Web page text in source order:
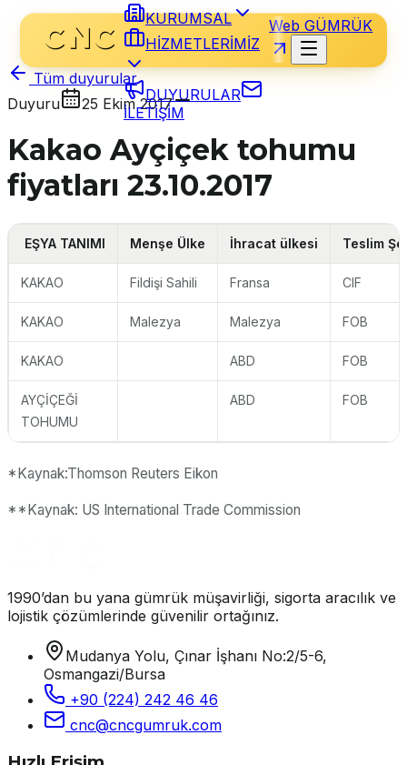
KURUMSAL
HİZMETLERİMİZ
DUYURULAR
İLETİŞİM
Web GÜMRÜK
Tüm duyurular
Duyuru
25 Ekim 2017
Kakao Ayçiçek tohumu
fiyatları 23.10.2017
EŞYA TANIMI Menşe Ülke İhracat ülkesi Teslim
KAKAO Fildişi Sahili Fransa CIF
KAKAO Malezya Malezya FOB
KAKAO ABD FOB
AYÇİÇEĞİ
TOHUMU
ABD FOB
*Kaynak:Thomson Reuters Eikon
**Kaynak: US International Trade Commission
1990’dan bu yana gümrük müşavirliği, sigorta aracılık ve
lojistik çözümlerinde güvenilir ortağınız.
Mudanya Yolu, Çınar İşhanı No:2/5-6,
Osmangazi/Bursa
+90 (224) 242 46 46
cnc@cncgumruk.com